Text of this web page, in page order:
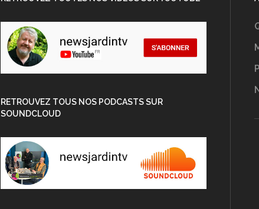
RETROUVEZ TOUS NOS PODCASTS SUR
SOUNDCLOUD